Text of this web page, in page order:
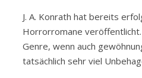
J. A. Konrath hat bereits
Horrorromane veröffentlicht.
Genre, wenn auch
tatsächlich sehr viel